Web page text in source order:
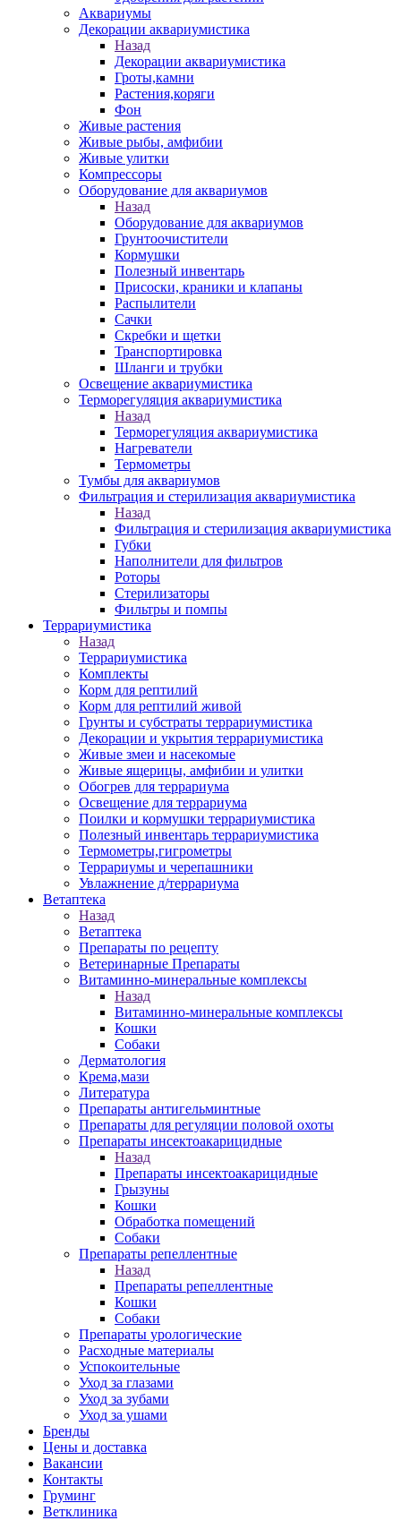
Аквариумы
Декорации аквариумистика
Назад
Декорации аквариумистика
Гроты,камни
Растения,коряги
Фон
Живые растения
Живые рыбы, амфибии
Живые улитки
Компрессоры
Оборудование для аквариумов
Назад
Оборудование для аквариумов
Грунтоочистители
Кормушки
Полезный инвентарь
Присоски, краники и клапаны
Распылители
Сачки
Скребки и щетки
Транспортировка
Шланги и трубки
Освещение аквариумистика
Терморегуляция аквариумистика
Назад
Терморегуляция аквариумистика
Нагреватели
Термометры
Тумбы для аквариумов
Фильтрация и стерилизация аквариумистика
Назад
Фильтрация и стерилизация аквариумистика
Губки
Наполнители для фильтров
Роторы
Стерилизаторы
Фильтры и помпы
Террариумистика
Назад
Террариумистика
Комплекты
Корм для рептилий
Корм для рептилий живой
Грунты и субстраты террариумистика
Декорации и укрытия террариумистика
Живые змеи и насекомые
Живые ящерицы, амфибии и улитки
Обогрев для террариума
Освещение для террариума
Поилки и кормушки террариумистика
Полезный инвентарь террариумистика
Термометры,гигрометры
Террариумы и черепашники
Увлажнение д/террариума
Ветаптека
Назад
Ветаптека
Препараты по рецепту
Ветеринарные Препараты
Витаминно-минеральные комплексы
Назад
Витаминно-минеральные комплексы
Кошки
Собаки
Дерматология
Крема,мази
Литература
Препараты антигельминтные
Препараты для регуляции половой охоты
Препараты инсектоакарицидные
Назад
Препараты инсектоакарицидные
Грызуны
Кошки
Обработка помещений
Собаки
Препараты репеллентные
Назад
Препараты репеллентные
Кошки
Собаки
Препараты урологические
Расходные материалы
Успокоительные
Уход за глазами
Уход за зубами
Уход за ушами
Бренды
Цены и доставка
Вакансии
Контакты
Груминг
Ветклиника